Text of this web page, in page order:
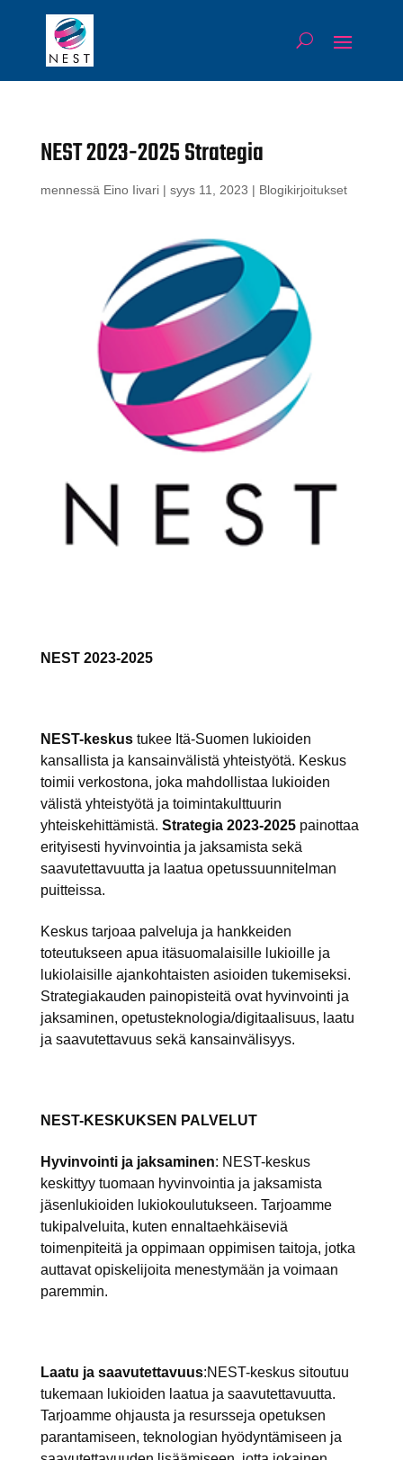
NEST 2023-2025 Strategia
mennessä Eino Iivari| syys 11, 2023 | Blogikirjoitukset
NEST 2023-2025
NEST-keskustukee Itä-Suomen lukioiden
kansallista ja kansainvälistä yhteistyötä. Keskus
toimii verkostona, joka mahdollistaa lukioiden
välistä yhteistyötä ja toimintakulttuurin
yhteiskehittämistä. Strategia 2023-2025painottaa
erityisesti hyvinvointia ja jaksamista sekä
saavutettavuutta ja laatua opetussuunnitelman
puitteissa.
Keskus tarjoaa palveluja ja hankkeiden
toteutukseen apua itäsuomalaisille lukioille ja
lukiolaisille ajankohtaisten asioiden tukemiseksi.
Strategiakauden painopisteitä ovat hyvinvointi ja
jaksaminen, opetusteknologia/digitaalisuus, laatu
ja saavutettavuus sekä kansainvälisyys.
NEST-KESKUKSEN PALVELUT
Hyvinvointi ja jaksaminen: NEST-keskus
keskittyy tuomaan hyvinvointia ja jaksamista
jäsenlukioiden lukiokoulutukseen. Tarjoamme
tukipalveluita, kuten ennaltaehkäiseviä
toimenpiteitä ja oppimaan oppimisen taitoja, jotka
auttavat opiskelijoita menestymään ja voimaan
paremmin.
Laatu ja saavutettavuus:NEST-keskus sitoutuu
tukemaan lukioiden laatua ja saavutettavuutta.
Tarjoamme ohjausta ja resursseja opetuksen
parantamiseen, teknologian hyödyntämiseen ja